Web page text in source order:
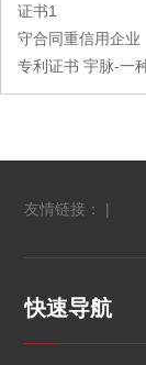
证书1
守合同重信用企业
专利证书 宇脉-一
友情链接： |
快速导航